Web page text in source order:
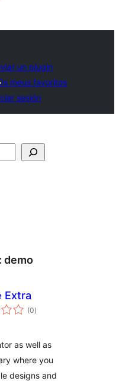
un plugin
meus favoritos
sesión
demo
Extra
(0valoracións
totais
)
as well as
where you
designs and